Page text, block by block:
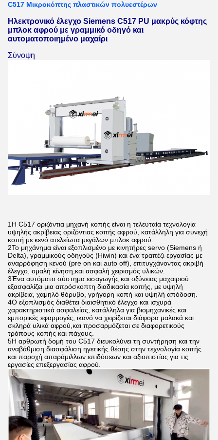
C517 Μικροκόπτης πλαστικών πολυεστέρων
Ηλεκτρονικό έλεγχο Siemens C517 PU μακρύς κόφτης
μπλοκ αφρού με γραμμικό οδηγό και
αυτοματοποιημένο μαχαίρι
Σύνοψη
1Η C517 οριζόντια μηχανή κοπής είναι η τελευταία τεχνολογία
υψηλής ακρίβειας οριζόντιας κοπής αφρού, κατάλληλη για συνεχή
κοπή με κενό ατελείωτα μεγάλων μπλοκ αφρού.
2Το μηχάνημα είναι εξοπλισμένο με κινητήρες servo (Siemens ή
Delta), γραμμικούς οδηγούς (Hiwin) και ένα τραπέζι εργασίας με
αναρρόφηση κενού (pre on και auto off), επιτυγχάνοντας ακριβή
έλεγχο, ομαλή κίνηση,και ασφαλή χειρισμός υλικών.
3Ένα αυτόματο σύστημα εισαγωγής και οξύνειας μαχαιριού
εξασφαλίζει μια απρόσκοπτη διαδικασία κοπής, με υψηλή
ακρίβεια, χαμηλό θόρυβο, γρήγορη κοπή και υψηλή απόδοση.
4Ο εξοπλισμός διαθέτει διαισθητικό έλεγχο και ισχυρά
χαρακτηριστικά ασφαλείας, κατάλληλα για βιομηχανικές και
εμπορικές εφαρμογές, ικανό να χειρίζεται διάφορα μαλακά και
σκληρά υλικά αφρού,και προσαρμόζεται σε διαφορετικούς
τρόπους κοπής και πάχους.
5Η αρθρωτή δομή του C517 διευκολύνει τη συντήρηση και την
αναβάθμιση.διασφάλιση ηγετικής θέσης στην τεχνολογία κοπής
και παροχή απαράμιλλων επιδόσεων και αξιοπιστίας για τις
εργασίες επεξεργασίας αφρού.